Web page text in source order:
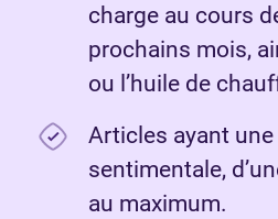
charge au cours
prochains mois,
ou l’huile de
Articles ayant une
sentimentale,
au maximum.